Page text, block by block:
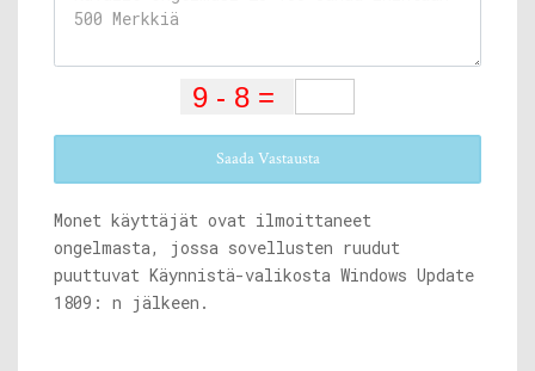
Saada Vastausta
Monet käyttäjät ovat ilmoittaneet
ongelmasta, jossa sovellusten ruudut
puuttuvat Käynnistä-valikosta Windows Update
1809: n jälkeen.